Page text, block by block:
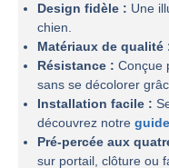
Design fidèle : Une
chien.
Matériaux de qualité
Résistance : Conçue
sans se décolorer
Installation facile :
découvrez notre
Pré-percée aux
sur portail, clôture ou